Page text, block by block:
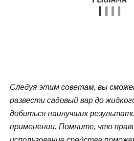
Следуя этим советам, вы
развести садовый вар до
добиться наилучших
применении. Помните, что